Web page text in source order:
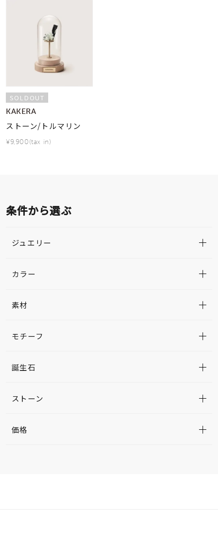
SOLDOUT
KAKERA
ストーン/トルマリン
¥9,900(tax in)
条件から選ぶ
ジュエリー
カラー
素材
モチーフ
誕生石
ストーン
価格